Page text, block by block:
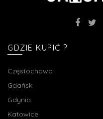
GDZIE KUPIĆ ?
Częstochowa
Gdańsk
Gdynia
Katowice